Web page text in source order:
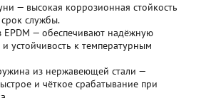
— высокая коррозионная стойкость
службы.
EPDM — обеспечивают надёжную
устойчивость к температурным
из нержавеющей стали —
и чёткое срабатывание при